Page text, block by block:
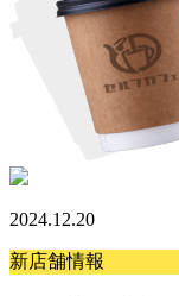
2024.12.20
新店舗情報